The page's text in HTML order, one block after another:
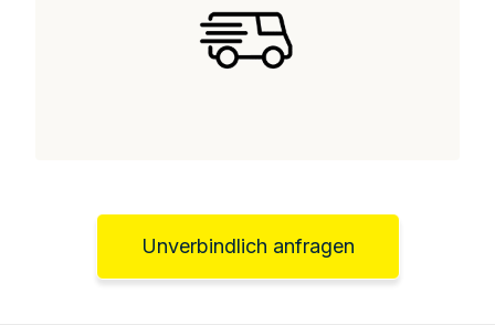
Unverbindlich anfragen